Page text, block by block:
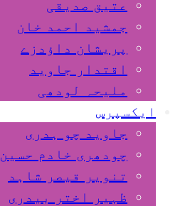
عتیق صدیقی
جمشید احمد خان
پریشان داﺅدزے
اقتدار جاوید
ملیحہ لودھی
ایکسپرس
جاوید چو ہدری
چودھری خادم حسین
تنویر قیصر شاہد
ظہیر اختر بیدری